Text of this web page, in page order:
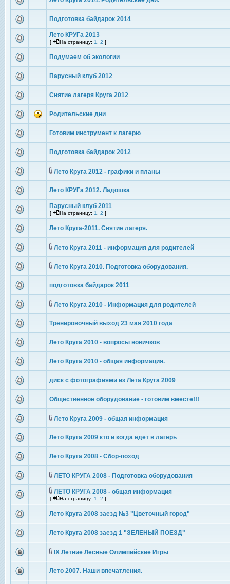
Подготовка байдарок 2014
Лето КРУГа 2013
[ На страницу: 1 2 ]
Подумаем об экологии
Парусный клуб 2012
Снятие лагеря Круга 2012
Родительские дни
Готовим инструмент к лагерю
Подготовка байдарок 2012
Лето Круга 2012 - графики и планы
Лето КРУГа 2012. Ладошка
Парусный клуб 2011
[ На страницу: 1 2 ]
Лето Круга-2011. Снятие лагеря.
Лето Круга 2011 - информация для родителей
Лето Круга 2010. Подготовка оборудования.
подготовка байдарок 2011
Лето Круга 2010 - Информация для родителей
Тренировочный выход 23 мая 2010 года
Лето Круга 2010 - вопросы новичков
Лето Круга 2010 - общая информация.
диск с фотографиями из Лета Круга 2009
Общественное оборудование - готовим вместе!!!
Лето Круга 2009 - общая информация
Лето Круга 2009 кто и когда едет в лагерь
Лето Круга 2008 - Сбор-поход
ЛЕТО КРУГА 2008 - Подготовка оборудования
ЛЕТО КРУГА 2008 - общая информация
[ На страницу: 1 2 ]
Лето Круга 2008 заезд №3 "Цветочный город"
Лето Круга 2008 заезд 1 "ЗЕЛЕНЫЙ ПОЕЗД"
IX Летние Лесные Олимпийские Игры
Лето 2007. Наши впечатления.